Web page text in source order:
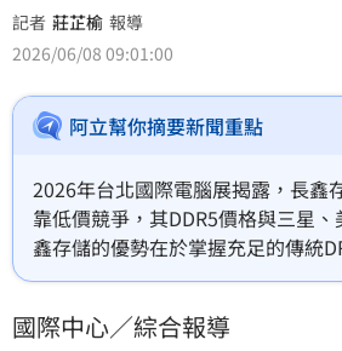
記者 莊芷榆 報導
2026/06/08 09:01:00
阿立幫你摘要新聞重點
2026年台北國際電腦展揭露，長鑫
靠低價競爭，其DDR5價格與三星
鑫存儲的優勢在於掌握充足的傳統
AI高階產品競爭，提供更穩定的供
付要求，成功吸引不少供應商靠攏。
國際中心／綜合報導